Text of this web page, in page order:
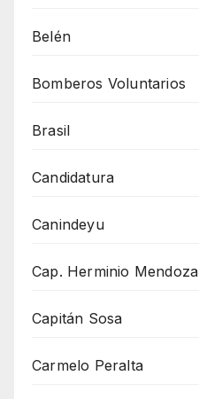
Belén
Bomberos Voluntarios
Brasil
Candidatura
Canindeyu
Cap. Herminio Mendoza
Capitán Sosa
Carmelo Peralta